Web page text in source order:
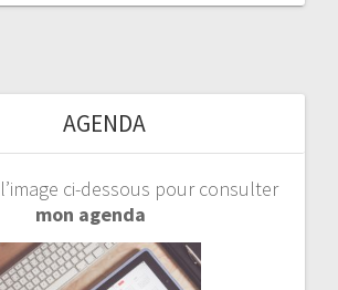
AGENDA
ci-dessous pour consulter
mon agenda